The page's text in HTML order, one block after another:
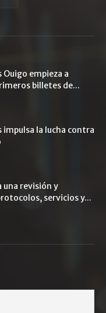
empieza a
billetes de...
la lucha contra
revisión y
servicios y...